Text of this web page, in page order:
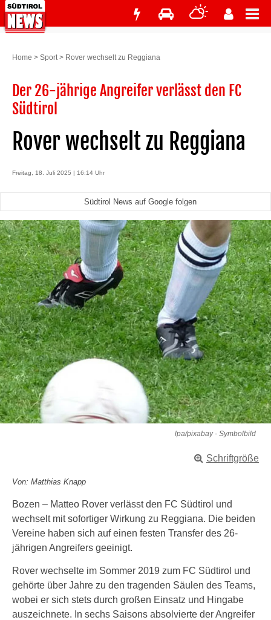
Home > Sport> Rover wechselt zu Reggiana
Der 26-jährige Angreifer verlässt den FC
Südtirol
Rover wechselt zu Reggiana
Freitag, 18. Juli 2025 | 16:14 Uhr
Südtirol News auf Google folgen
lpa/pixabay - Symbolbild
Schriftgröße
Von: Matthias Knapp
Bozen – Matteo Rover verlässt den FC Südtirol und
wechselt mit sofortiger Wirkung zu Reggiana. Die beiden
Vereine haben sich auf einen festen Transfer des 26-
jährigen Angreifers geeinigt.
Rover wechselte im Sommer 2019 zum FC Südtirol und
gehörte über Jahre zu den tragenden Säulen des Teams,
wobei er sich stets durch großen Einsatz und Hingabe
auszeichnete. In sechs Saisons absolvierte der Angreifer